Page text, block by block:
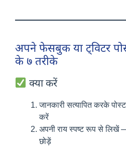
अपने फेसबुक या ट्विटर
के ७ तरीके
क्या करें
जानकारी सत्यापित करके
करें
अपनी राय स्पष्ट रूप से लिखें
छोड़ें